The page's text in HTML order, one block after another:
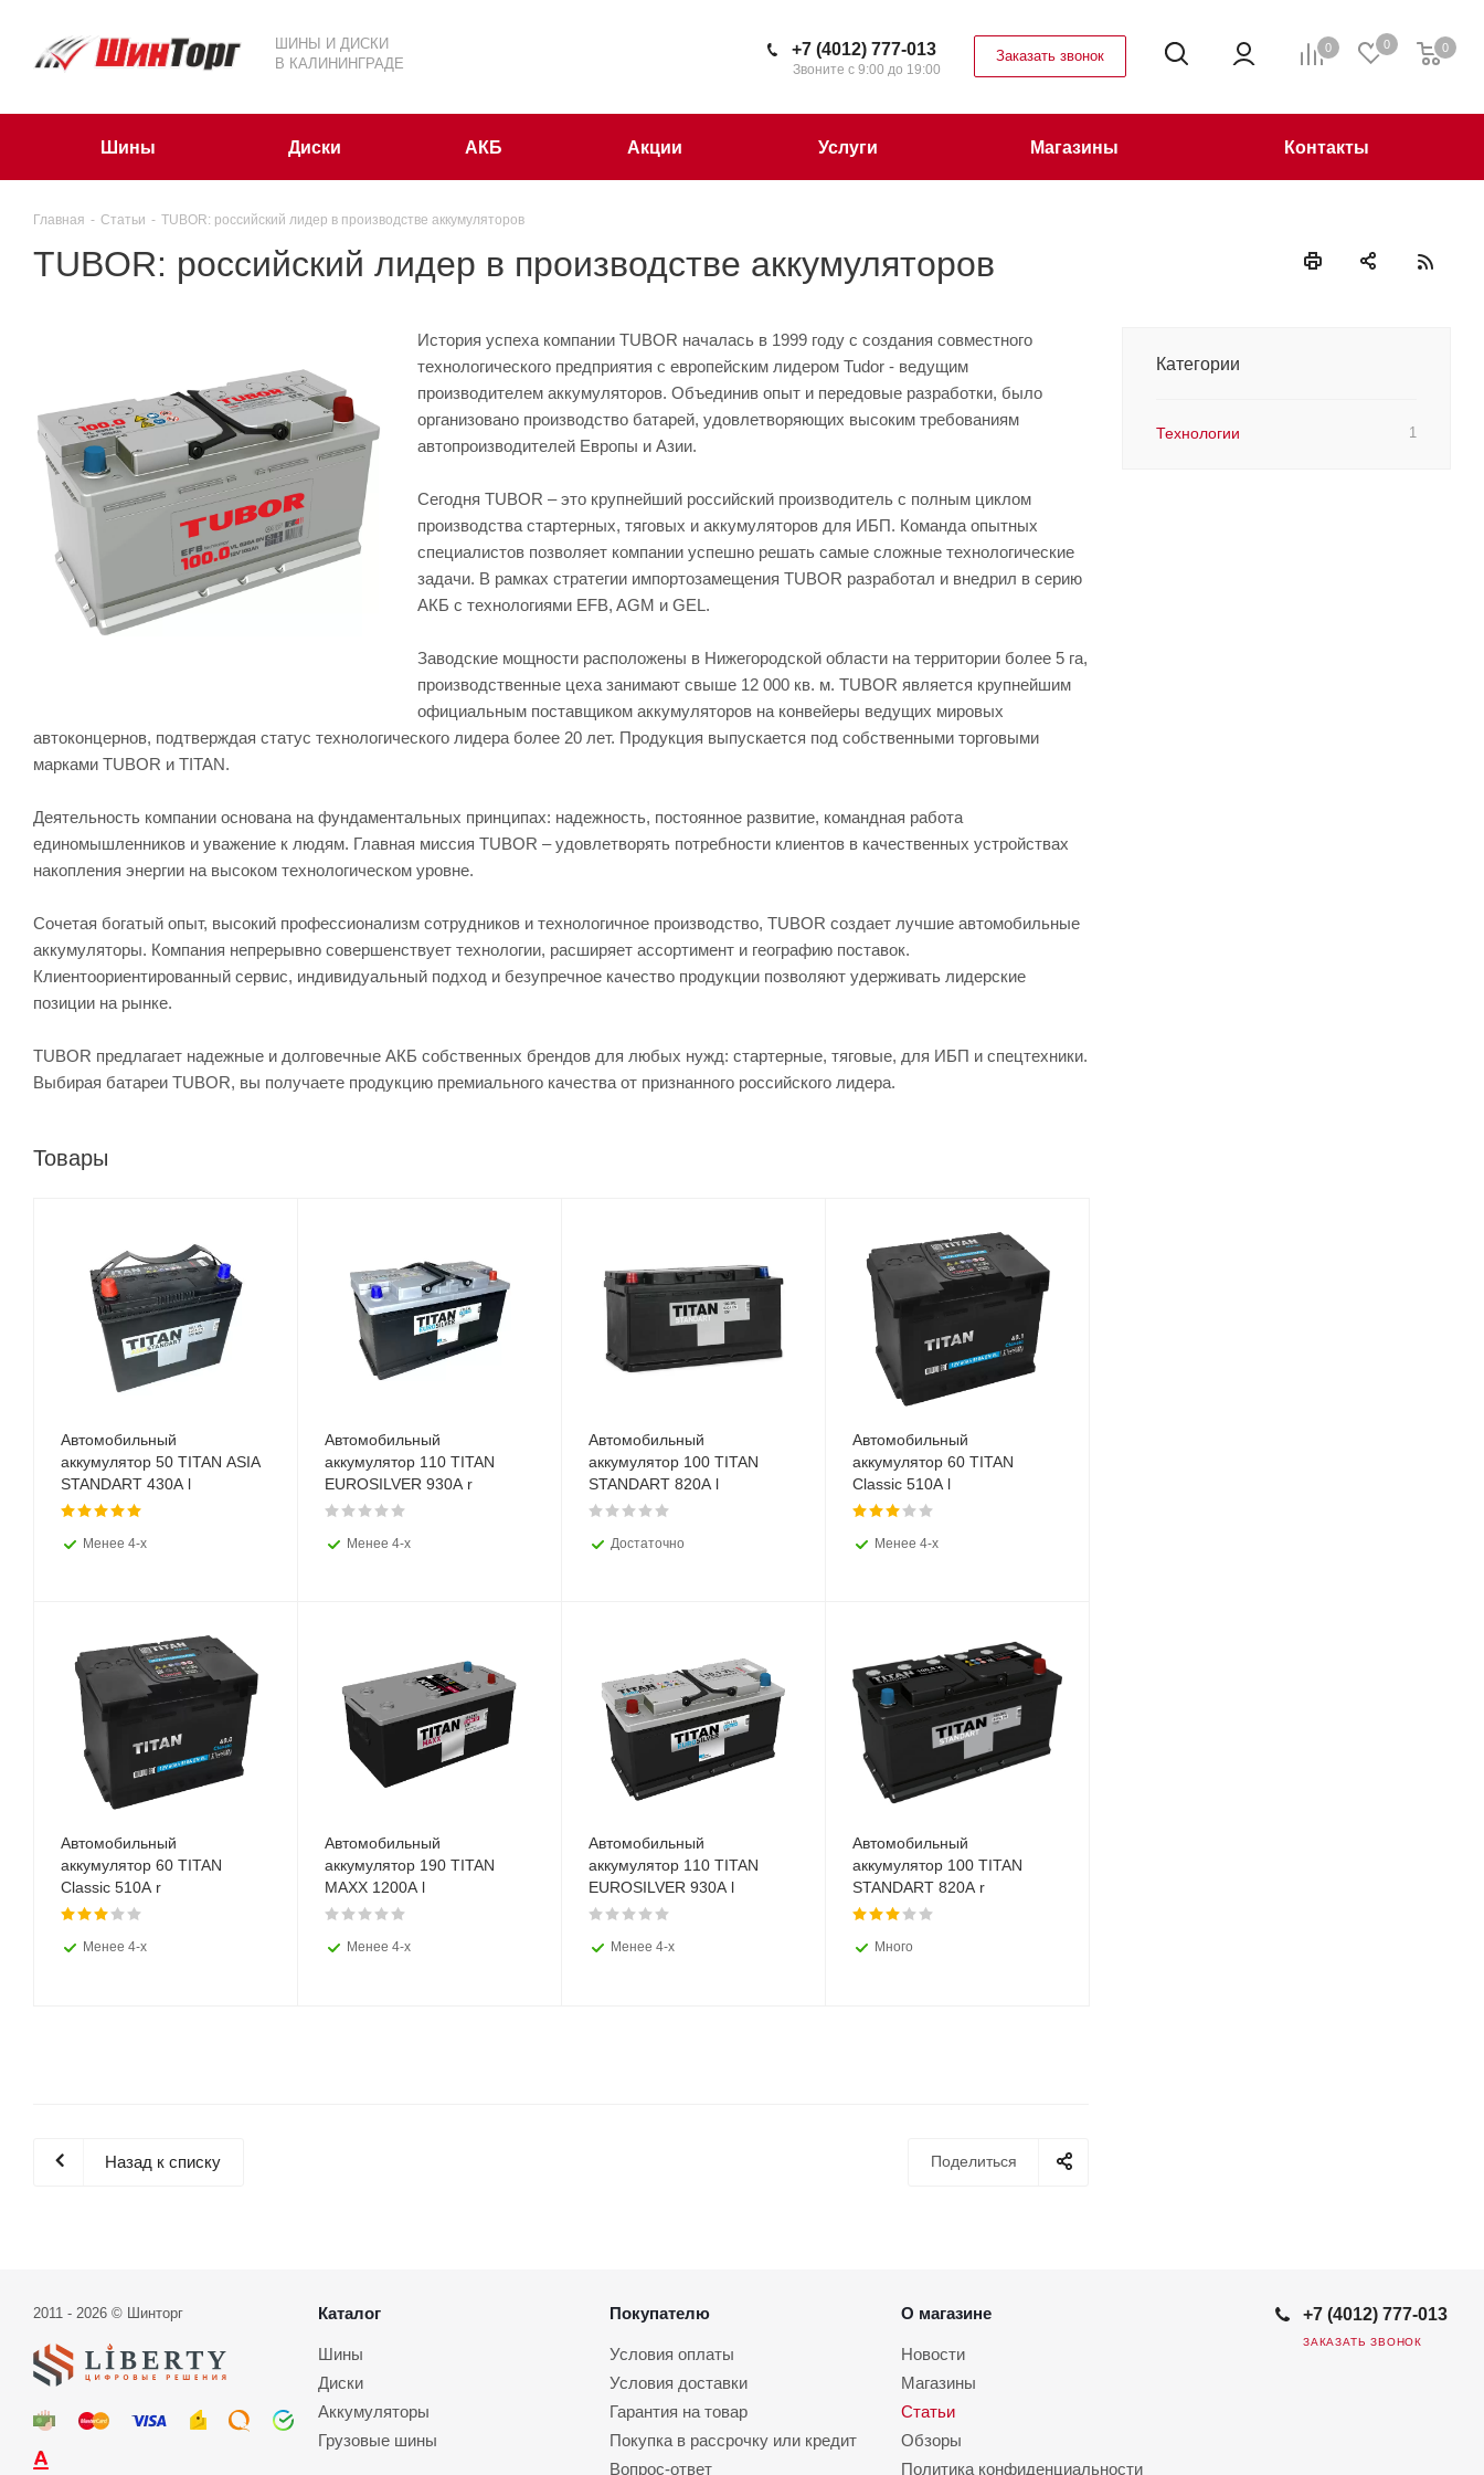
ШИНЫ И ДИСКИ
В КАЛИНИНГРАДЕ
0 0 0
+7 (4012) 777-013
Звоните с 9:00 до 19:00
Заказать звонок
Шины Диски АКБ Акции Услуги Магазины Контакты
Главная - Статьи - TUBOR: российский лидер в производстве аккумуляторов
TUBOR: российский лидер в производстве аккумуляторов
История успеха компании TUBOR началась в 1999 году с создания совместного
технологического предприятия с европейским лидером Tudor - ведущим
производителем аккумуляторов. Объединив опыт и передовые разработки, было
организовано производство батарей, удовлетворяющих высоким требованиям
автопроизводителей Европы и Азии.
Сегодня TUBOR – это крупнейший российский производитель с полным циклом
производства стартерных, тяговых и аккумуляторов для ИБП. Команда опытных
специалистов позволяет компании успешно решать самые сложные технологические
задачи. В рамках стратегии импортозамещения TUBOR разработал и внедрил в серию
АКБ с технологиями EFB, AGM и GEL.
Заводские мощности расположены в Нижегородской области на территории более 5 га,
производственные цеха занимают свыше 12 000 кв. м. TUBOR является крупнейшим
официальным поставщиком аккумуляторов на конвейеры ведущих мировых
автоконцернов, подтверждая статус технологического лидера более 20 лет. Продукция выпускается под собственными торговыми
марками TUBOR и TITAN.
Деятельность компании основана на фундаментальных принципах: надежность, постоянное развитие, командная работа
единомышленников и уважение к людям. Главная миссия TUBOR – удовлетворять потребности клиентов в качественных устройствах
накопления энергии на высоком технологическом уровне.
Сочетая богатый опыт, высокий профессионализм сотрудников и технологичное производство, TUBOR создает лучшие автомобильные
аккумуляторы. Компания непрерывно совершенствует технологии, расширяет ассортимент и географию поставок.
Клиентоориентированный сервис, индивидуальный подход и безупречное качество продукции позволяют удерживать лидерские
позиции на рынке.
TUBOR предлагает надежные и долговечные АКБ собственных брендов для любых нужд: стартерные, тяговые, для ИБП и спецтехники.
Выбирая батареи TUBOR, вы получаете продукцию премиального качества от признанного российского лидера.
Товары
Автомобильный
аккумулятор 50 TITAN ASIA
STANDART 430A l
Менее 4-х
Автомобильный
аккумулятор 110 TITAN
EUROSILVER 930A r
Менее 4-х
Автомобильный
аккумулятор 100 TITAN
STANDART 820A l
Достаточно
Автомобильный
аккумулятор 60 TITAN
Classic 510A l
Менее 4-х
Автомобильный
аккумулятор 60 TITAN
Classic 510A r
Менее 4-х
Автомобильный
аккумулятор 190 TITAN
MAXX 1200A l
Менее 4-х
Автомобильный
аккумулятор 110 TITAN
EUROSILVER 930A l
Менее 4-х
Автомобильный
аккумулятор 100 TITAN
STANDART 820A r
Много
Поделиться
Назад к списку
Категории
Технологии 1
2011 - 2026 © Шинторг Каталог
Шины
Диски
Аккумуляторы
Грузовые шины
Покупателю
Условия оплаты
Условия доставки
Гарантия на товар
Покупка в рассрочку или кредит
Вопрос-ответ
О магазине
Новости
Магазины
Статьи
Обзоры
Политика конфиденциальности
+7 (4012) 777-013
ЗАКАЗАТЬ ЗВОНОК